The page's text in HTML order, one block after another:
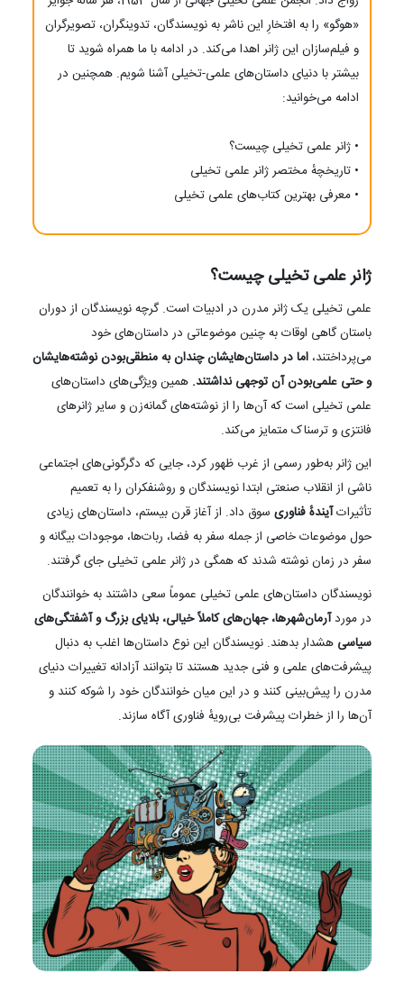
«هوگو» را به افتخارِ این ناشر به نویسندگان، تدوینگران، تصویرگران
و فیلم‌سازان این ژانر اهدا می‌کند. در ادامه با ما همراه شوید تا
بیشتر با دنیای داستان‌های علمی-تخیلی آشنا شویم. همچنین در
ادامه می‌‌خوانید:
• ژانر علمی تخیلی چیست؟
• تاریخچهٔ مختصر ژانر علمی تخیلی
• معرفی بهترین کتاب‌های علمی تخیلی
ژانر علمی تخیلی چیست؟
علمی تخیلی یک ژانر مدرن در ادبیات است. گرچه نویسندگان از دوران
باستان گاهی اوقات به چنین موضوعاتی در داستان‌های خود
می‌پرداختند، اما در داستان‌هایشان چندان به منطقی‌بودن نوشته‌‌هایشان
و حتی علمی‌بودن آن توجهی نداشتند. همین ویژگی‌های داستان‌های
علمی تخیلی است که آن‌ها را از نوشته‌های گمانه‌زن و سایر ژانرهای
فانتزی و ترسناک متمایز می‌کند.
این ژانر به‌طور رسمی از غرب ظهور کرد، جایی که دگرگونی‌های اجتماعی
ناشی از انقلاب صنعتی ابتدا نویسندگان و روشنفکران را به تعمیم
تأثیراتآیندهٔ فناوری سوق داد. از آغاز قرن بیستم، داستان‌های زیادی
حول موضوعات خاصی از جمله سفر به فضا، ربات‌ها، موجودات بیگانه و
سفر در زمان نوشته شدند که همگی در ژانر علمی تخیلی جای گرفتند.
نویسندگان داستان‌های علمی تخیلی عموماً سعی داشتند به خوانندگان
در موردآرمان‌شهرها، جهان‌های کاملاً خیالی، بلایای بزرگ و آشفتگی‌های
سیاسی هشدار بدهند. نویسندگان این نوع داستان‌ها اغلب به دنبال
پیشرفت‌های علمی و فنی جدید هستند تا بتوانند آزادانه تغییرات دنیای
مدرن را پیش‌بینی‌ کنند و در این میان خوانندگان خود را شوکه کنند و
آن‌ها را از خطرات پیشرفت بی‌رویهٔ فناوری آگاه سازند.